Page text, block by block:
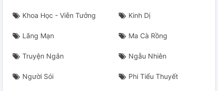
Khoa Học - Viễn Tưởng Kinh Dị
Lãng Mạn Ma Cà Rồng
Truyện Ngắn Ngẫu Nhiên
Người Sói Phi Tiểu Thuyết